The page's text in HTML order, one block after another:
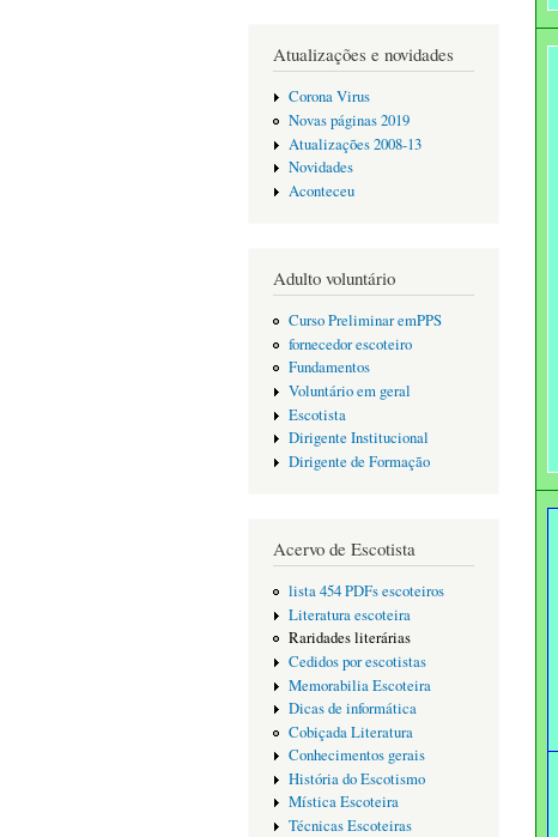
Atualizações e novidades
Corona Virus
Novas páginas 2019
Atualizações 2008-13
Novidades
Aconteceu
Adulto voluntário
Curso Preliminar emPPS
fornecedor escoteiro
Fundamentos
Voluntário em geral
Escotista
Dirigente Institucional
Dirigente de Formação
Acervo de Escotista
lista 454 PDFs escoteiros
Literatura escoteira
Raridades literárias
Cedidos por escotistas
Memorabilia Escoteira
Dicas de informática
Cobiçada Literatura
Conhecimentos gerais
História do Escotismo
Mística Escoteira
Técnicas Escoteiras